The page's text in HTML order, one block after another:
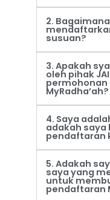
2.
susuan?
3. Apakah
oleh pihak
permohonan
MyRadha’ah?
4. Saya
adakah saya
pendaftaran
5. Adakah
saya yang
untuk
pendaftaran